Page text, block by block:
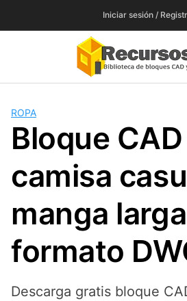
Iniciar sesión /
ROPA
Bloque
camisa
manga
formato
Descarga gratis bloque